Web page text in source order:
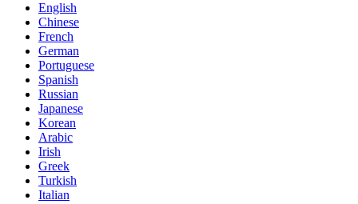
English
Chinese
French
German
Portuguese
Spanish
Russian
Japanese
Korean
Arabic
Irish
Greek
Turkish
Italian